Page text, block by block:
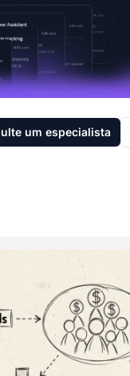
um especialista